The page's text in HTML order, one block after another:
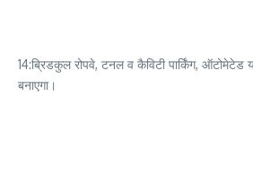
14:ब्रिडकुल रोपवे, टनल व कैविटी पार्किंग, ऑटोमेटेड
बनाएगा।